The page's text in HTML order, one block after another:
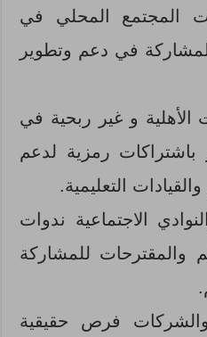
المجتمع المحلي في
في دعم وتطوير
و غير ربحية في
باشتراكات رمزية لدعم
التعليمية.
الاجتماعية ندوات
والمقترحات للمشاركة
فرص حقيقية